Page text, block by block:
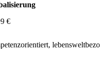
€